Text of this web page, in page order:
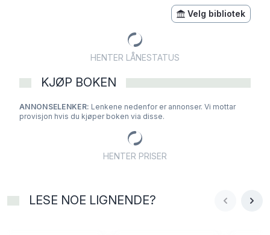
Velg bibliotek
HENTER LÅNESTATUS
KJØP BOKEN
ANNONSELENKER: Lenkene nedenfor er annonser. Vi mottar
provisjon hvis du kjøper boken via disse.
HENTER PRISER
LESE NOE LIGNENDE?